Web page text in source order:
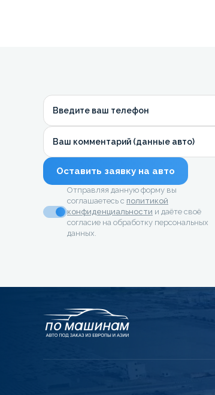
Введите ваш телефон
Ваш комментарий (данные авто)
Оставить заявку на авто
Отправляя данную форму вы
соглашаетесь с политикой
конфиденциальности и даёте своё
согласие на обработку персональных
данных.